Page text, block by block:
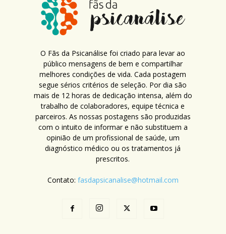
O Fãs da Psicanálise foi criado para levar ao
público mensagens de bem e compartilhar
melhores condições de vida. Cada postagem
segue sérios critérios de seleção. Por dia são
mais de 12 horas de dedicação intensa, além do
trabalho de colaboradores, equipe técnica e
parceiros. As nossas postagens são produzidas
com o intuito de informar e não substituem a
opinião de um profissional de saúde, um
diagnóstico médico ou os tratamentos já
prescritos.
Contato: fasdapsicanalise@hotmail.com